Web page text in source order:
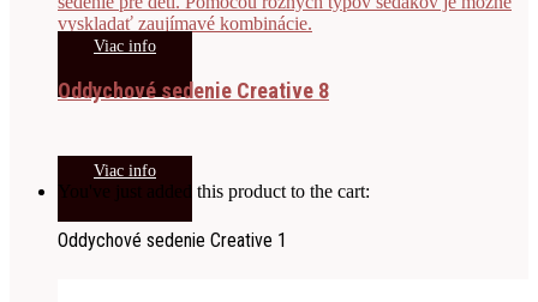
Viac info
Oddychové sedenie Creative 8
Viac info
You've just added this product to the cart:
Oddychové sedenie Creative 1